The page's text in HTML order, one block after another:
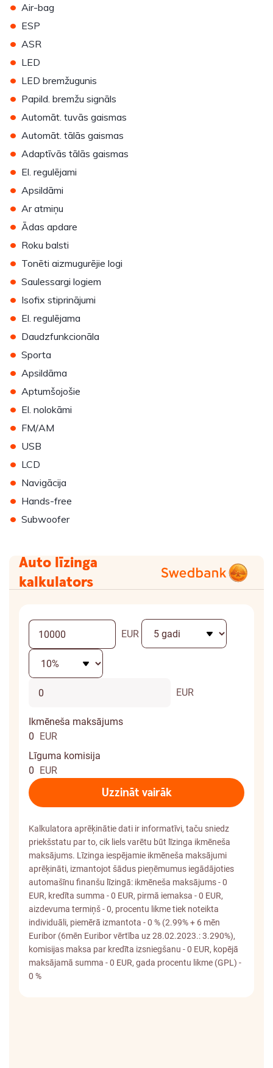
• Air-bag
• ESP
• ASR
• LED
• LED bremžugunis
• Papild. bremžu signāls
• Automāt. tuvās gaismas
• Automāt. tālās gaismas
• Adaptīvās tālās gaismas
• El. regulējami
• Apsildāmi
• Ar atmiņu
• Ādas apdare
• Roku balsti
• Tonēti aizmugurējie logi
• Saulessargi logiem
• Isofix stiprinājumi
• El. regulējama
• Daudzfunkcionāla
• Sporta
• Apsildāma
• Aptumšojošie
• El. nolokāmi
• FM/AM
• USB
• LCD
• Navigācija
• Hands-free
• Subwoofer